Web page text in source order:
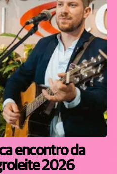
encontro da
2026